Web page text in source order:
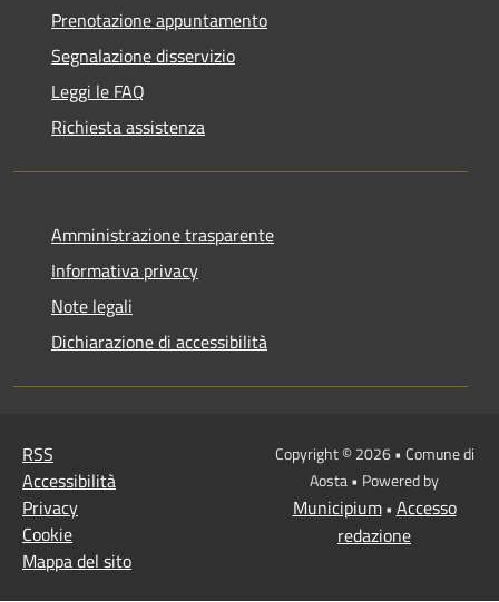
Prenotazione appuntamento
Segnalazione disservizio
Leggi le FAQ
Richiesta assistenza
Amministrazione trasparente
Informativa privacy
Note legali
Dichiarazione di accessibilità
RSS
Accessibilità
Privacy
Cookie
Mappa del sito
Copyright © 2026 • Comune di
Aosta • Powered by
Municipium• Accesso
redazione